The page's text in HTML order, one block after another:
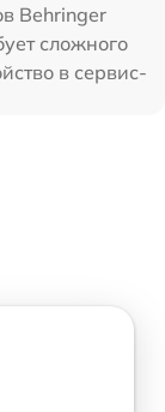
Behringer
сложного
в сервис-